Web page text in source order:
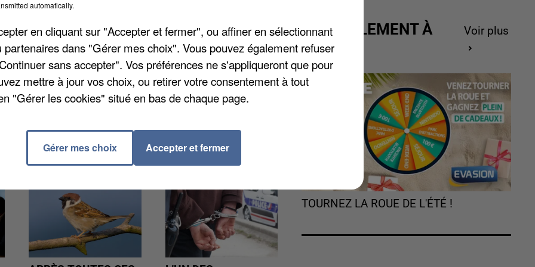
à répétition et de milliards d’euros de travaux. le
la-Jolie au réseau ferré national sera fait en juillet,
ACTUELLEMENT À
GAGNER
Voir plus
TOURNEZ LA ROUE DE L'ÉTÉ !
automatically.
en cliquant sur "Accepter et fermer", ou affiner en sélectionnant
partenaires dans "Gérer mes choix". Vous pouvez également refuser
sans accepter". Vos préférences ne s'appliqueront que pour
mettre à jour vos choix, ou retirer votre consentement à tout
"Gérer les cookies" situé en bas de chaque page.
Gérer mes choix Accepter et fermer